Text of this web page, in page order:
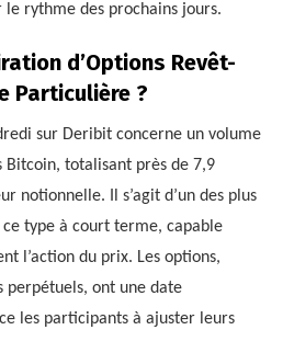
rythme des prochains jours.
d’Options Revêt-
Particulière ?
sur Deribit concerne un volume
Bitcoin, totalisant près de 7,9
notionnelle. Il s’agit d’un des plus
type à court terme, capable
l’action du prix. Les options,
ont une date
les participants à ajuster leurs